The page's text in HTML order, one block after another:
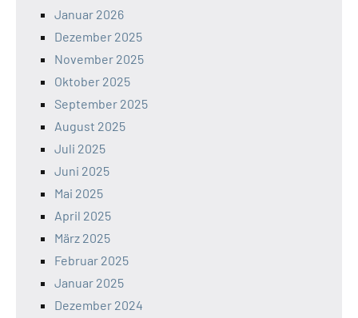
Januar 2026
Dezember 2025
November 2025
Oktober 2025
September 2025
August 2025
Juli 2025
Juni 2025
Mai 2025
April 2025
März 2025
Februar 2025
Januar 2025
Dezember 2024